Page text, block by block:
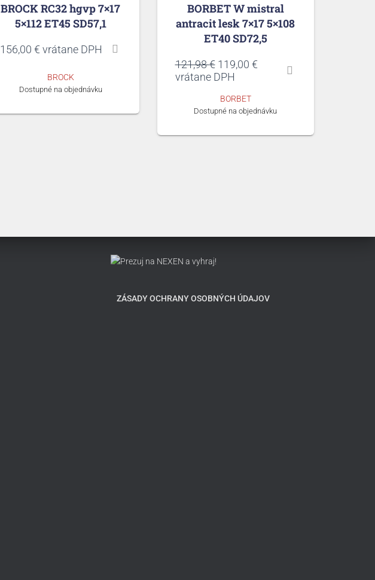
BROCK RC32 hgvp 7×17
5×112 ET45 SD57,1
156,00 € vrátane DPH
BROCK
Dostupné na objednávku
BORBET W mistral
antracit lesk 7×17 5×108
ET40 SD72,5
121,98€ Pôvodná
cena
121,98 €.
119,00 €Aktuálna
vrátane DPH
BORBET
Dostupné na objednávku
ZÁSADY OCHRANY OSOBNÝCH ÚDAJOV